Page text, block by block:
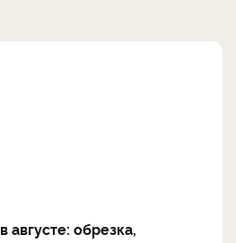
августе: обрезка,